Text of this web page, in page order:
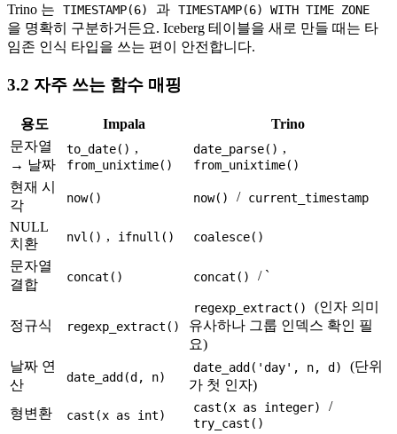
Trino 는
TIMESTAMP(6) 과 TIMESTAMP(6) WITH TIME ZONE
을 명확히 구분하거든요. Iceberg 테이블을 새로 만들 때는 타
임존 인식 타입을 쓰는 편이 안전합니다.
3.2 자주 쓰는 함수 매핑
용도 Impala
Trino
문자열
→ 날짜
to_date() ,
from_unixtime()
date_parse() ,
from_unixtime()
현재 시
각
now() now() / current_timestamp
NULL
치환
nvl() , ifnull() coalesce()
문자열
결합
concat() concat() / `
정규식 regexp_extract()
regexp_extract()
(인자 의미
유사하나 그룹 인덱스 확인 필
요)
날짜 연
산
date_add(d, n)
date_add('day', n, d)
(단위
가 첫 인자)
형변환
cast(x as int)
cast(x as integer) /
try_cast()